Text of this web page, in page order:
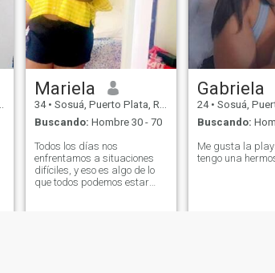
Mariela
34 • Sosuá, Puerto Plata, Rep. Dominicana
Buscando: Hombre 30 - 70
Todos los días nos
enfrentamos a situaciones
difíciles, y eso es algo de lo
que todos podemos estar
Gabriela
24 • Sosuá, Puerto
Buscando:
Me gusta la
tengo una